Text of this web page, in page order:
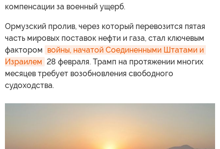
компенсации за военный ущерб.
Ормузский пролив, через который перевозится пятая
часть мировых поставок нефти и газа, стал ключевым
фактором войны, начатой Соединенными Штатами и
Израилем 28 февраля. Трамп на протяжении многих
месяцев требует возобновления свободного
судоходства.